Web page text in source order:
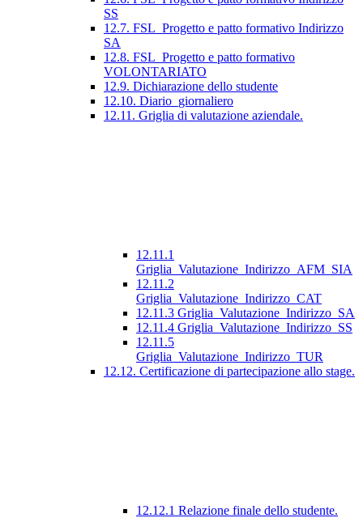
SS
12.7. FSL_Progetto e patto formativo Indirizzo
SA
12.8. FSL_Progetto e patto formativo
VOLONTARIATO
12.9. Dichiarazione dello studente
12.10. Diario_giornaliero
12.11. Griglia di valutazione aziendale.
12.11.1
Griglia_Valutazione_Indirizzo_AFM_SIA
12.11.2
Griglia_Valutazione_Indirizzo_CAT
12.11.3 Griglia_Valutazione_Indirizzo_SA
12.11.4 Griglia_Valutazione_Indirizzo_SS
12.11.5
Griglia_Valutazione_Indirizzo_TUR
12.12. Certificazione di partecipazione allo stage.
12.12.1 Relazione finale dello studente.